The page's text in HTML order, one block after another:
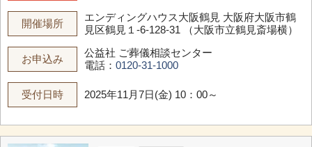
開催場所
エンディングハウス大阪鶴見 大阪府大阪市鶴
見区鶴見１-6-128-31 （大阪市立鶴見斎場横）
お申込み
公益社 ご葬儀相談センター
電話： 0120-31-1000
受付日時 2025年11月7日(金) 10：00～